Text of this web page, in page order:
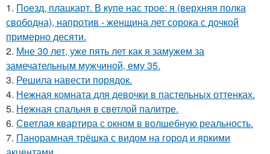
1. Поезд, плацкарт. В купе нас трое: я (верхняя полка
свободна), напротив - женщина лет сорока с дочкой
примерно десяти.
2. Мне 30 лет, уже пять лет как я замужем за
замечательным мужчиной, ему 35.
3. Решила навести порядок.
4. Нежная комната для девочки в пастельных оттенках.
5. Нежная спальня в светлой палитре.
6. Светлая квартира с окном в волшебную реальность.
7. Панорамная трёшка с видом на город и яркими